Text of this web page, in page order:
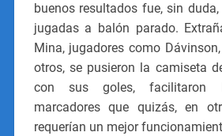
buenos resultados fue, sin
jugadas a balón parado.
Mina, jugadores como
otros, se pusieron la camiseta
con sus goles, facilitaron
marcadores que quizás, en
requerían un mejor